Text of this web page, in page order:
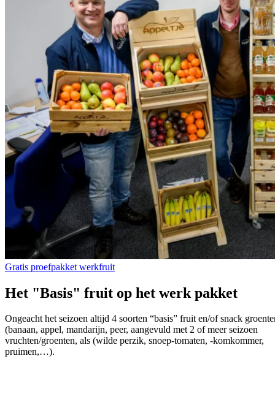
Gratis proefpakket werkfruit
Het "Basis" fruit op het werk pakket
Ongeacht het seizoen altijd 4 soorten “basis” fruit en/of snack
(banaan, appel, mandarijn, peer, aangevuld met 2 of meer seizoen
vruchten/groenten, als (wilde perzik, snoep-tomaten, -komkommer,
pruimen,…).